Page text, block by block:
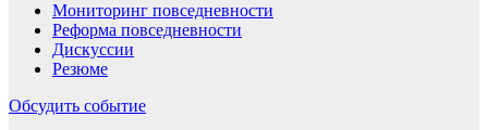
Мониторинг повседневности
Реформа повседневности
Дискуссии
Резюме
Обсудить событие